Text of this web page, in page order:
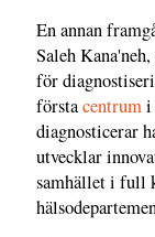
En annan
Saleh
för
förstacentrumi
diagnosticerar
utvecklar
samhället i full